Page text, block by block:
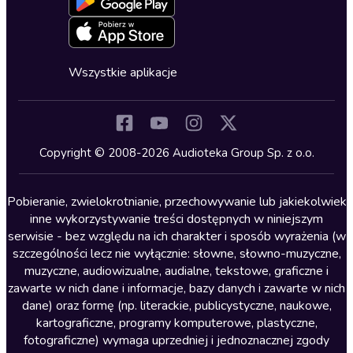
Kryminały
Lektury szkolne
Literatura anglojęzyczna
Literatura faktu
Literatura obyczajowa
Literatura piękna obca
Literatura piękna polska
Nagrania relaksacyjne
Deklaracja dostępności
Oferta dla firm i bibliotek
Zapowiedzi
Cykle audiobooków
Wszystkie aplikacje
Copyright © 2008-2026 Audioteka Group Sp. z o.o.
Pobieranie, zwielokrotnianie, przechowywanie lub jakiekolwiek
inne wykorzystywanie treści dostępnych w niniejszym
serwisie - bez względu na ich charakter i sposób wyrażenia (w
szczególności lecz nie wyłącznie: słowne, słowno-muzyczne,
muzyczne, audiowizualne, audialne, tekstowe, graficzne i
zawarte w nich dane i informacje, bazy danych i zawarte w nich
dane) oraz formę (np. literackie, publicystyczne, naukowe,
kartograficzne, programy komputerowe, plastyczne,
fotograficzne) wymaga uprzedniej i jednoznacznej zgody